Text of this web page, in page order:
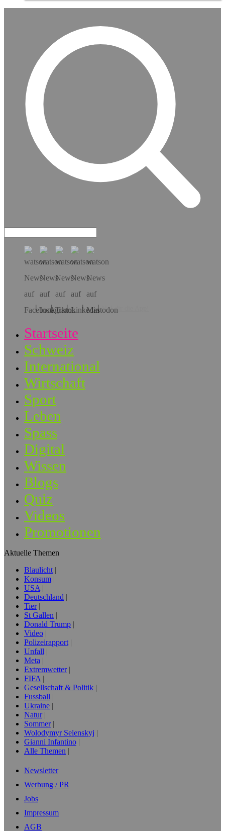
Hol dir die App!
Startseite
Schweiz
International
Wirtschaft
Sport
Leben
Spass
Digital
Wissen
Blogs
Quiz
Videos
Promotionen
Aktuelle Themen
Blaulicht
Konsum
USA
Deutschland
Tier
St Gallen
Donald Trump
Video
Polizeirapport
Unfall
Meta
Extremwetter
FIFA
Gesellschaft & Politik
Fussball
Ukraine
Natur
Sommer
Wolodymyr Selenskyj
Gianni Infantino
Alle Themen
Newsletter
Werbung / PR
Jobs
Impressum
AGB